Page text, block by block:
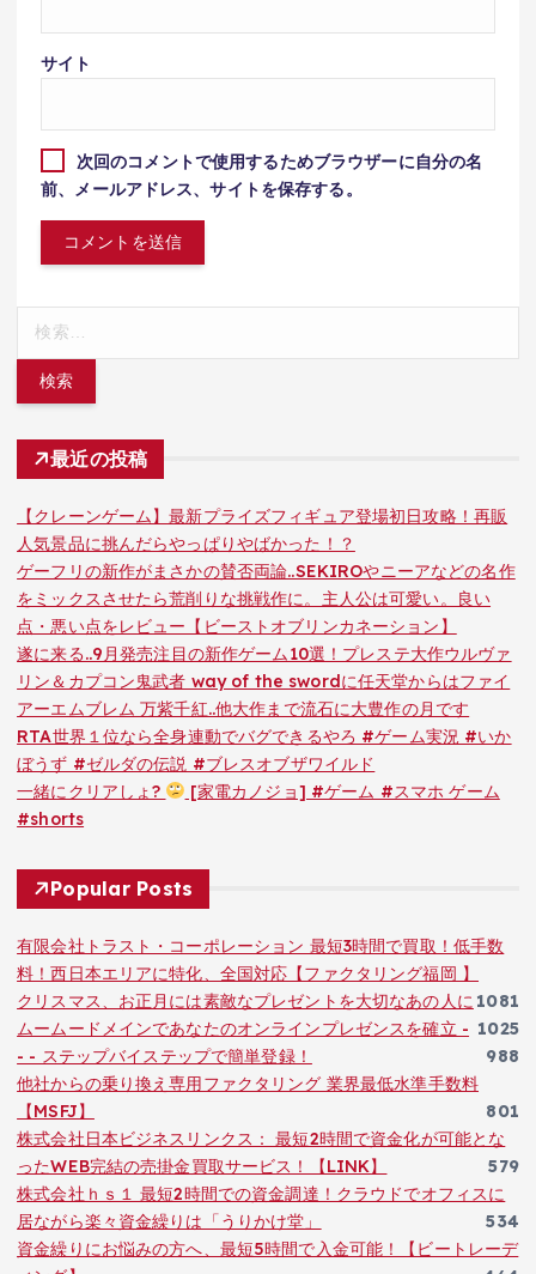
サイト
次回のコメントで使用するためブラウザーに自分の名
前、メールアドレス、サイトを保存する。
最近の投稿
【クレーンゲーム】最新プライズフィギュア登場初日攻略！再販
人気景品に挑んだらやっぱりやばかった！？
ゲーフリの新作がまさかの賛否両論..SEKIROやニーアなどの名作
をミックスさせたら荒削りな挑戦作に。主人公は可愛い。良い
点・悪い点をレビュー【ビーストオブリンカネーション】
遂に来る..9月発売注目の新作ゲーム10選！プレステ大作ウルヴァ
リン＆カプコン鬼武者 way of the swordに任天堂からはファイ
アーエムブレム 万紫千紅..他大作まで流石に大豊作の月です
RTA世界１位なら全身連動でバグできるやろ #ゲーム実況 #いか
ぼうず #ゼルダの伝説 #ブレスオブザワイルド
一緒にクリアしょ?
[家電カノジョ] #ゲーム #スマホ ゲーム
#shorts
Popular Posts
有限会社トラスト・コーポレーション 最短3時間で買取！低手数
料！西日本エリアに特化、全国対応【ファクタリング福岡 】
1081
クリスマス、お正月には素敵なプレゼントを大切なあの人に
1025
ムームードメインであなたのオンラインプレゼンスを確立 -
- - ステップバイステップで簡単登録！
988
他社からの乗り換え専用ファクタリング 業界最低水準手数料
【MSFJ】
801
株式会社日本ビジネスリンクス： 最短2時間で資金化が可能とな
ったWEB完結の売掛金買取サービス！【LINK】
579
株式会社ｈｓ１ 最短2時間での資金調達！クラウドでオフィスに
居ながら楽々資金繰りは「うりかけ堂」
534
資金繰りにお悩みの方へ、最短5時間で入金可能！【ビートレーデ